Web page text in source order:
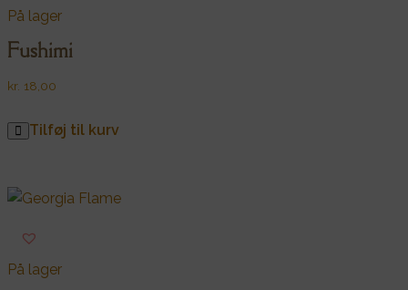
På lager
Fushimi
kr. 18,00
Tilføj til kurv
På lager